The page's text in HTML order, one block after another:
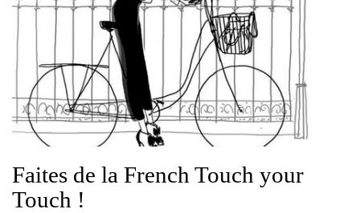
Faites de la French Touch your
Touch !